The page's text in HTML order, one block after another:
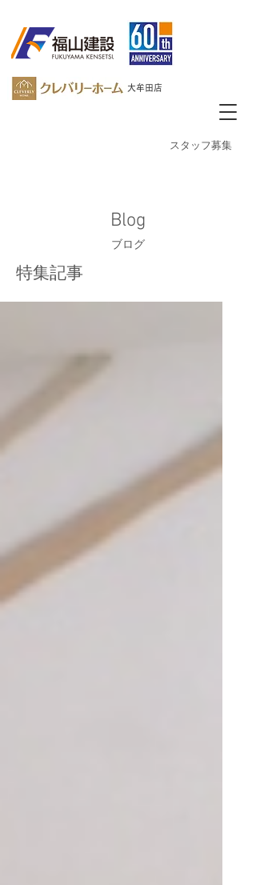
大牟田店
​スタッフ募集
Blog
ブログ
特集記事